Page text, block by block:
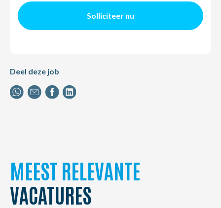
Solliciteer nu
Deel deze job
MEEST RELEVANTE
VACATURES